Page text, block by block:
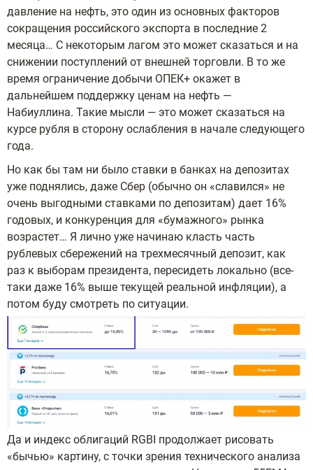
давление на нефть, это один из основных факторов
сокращения российского экспорта в последние 2
месяца… С некоторым лагом это может сказаться и на
снижении поступлений от внешней торговли. В то же
время ограничение добычи ОПЕК+ окажет в
дальнейшем поддержку ценам на нефть —
Набиуллина. Такие мысли — это может сказаться на
курсе рубля в сторону ослабления в начале следующего
года.
Но как бы там ни было ставки в банках на депозитах
уже поднялись, даже Сбер (обычно он «славился» не
очень выгодными ставками по депозитам) дает 16%
годовых, и конкуренция для «бумажного» рынка
возрастет… Я лично уже начинаю класть часть
рублевых сбережений на трехмесячный депозит, как
раз к выборам президента, пересидеть локально (все-
таки даже 16% выше текущей реальной инфляции), а
потом буду смотреть по ситуации.
Да и индекс облигаций RGBI продолжает рисовать
«бычью» картину, с точки зрения технического анализа